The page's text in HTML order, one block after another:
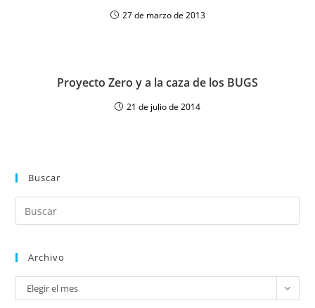
27 de marzo de 2013
Proyecto Zero y a la caza de los BUGS
21 de julio de 2014
Buscar
Archivo
Elegir el mes